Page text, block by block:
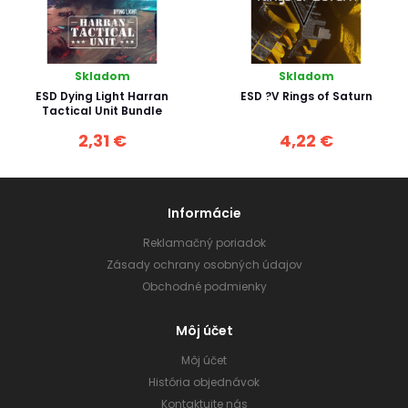
Skladom
ESD Dying Light Harran
Tactical Unit Bundle
2,31 €
Skladom
ESD ?V Rings of Saturn
4,22 €
Informácie
Reklamačný poriadok
Zásady ochrany osobných údajov
Obchodné podmienky
Môj účet
Môj účet
História objednávok
Kontaktujte nás